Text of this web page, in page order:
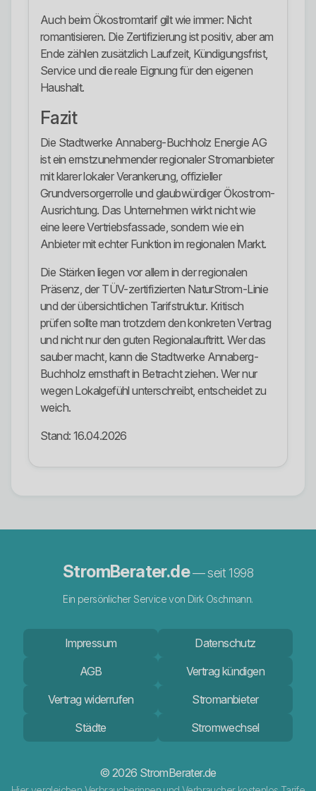
Auch beim Ökostromtarif gilt wie immer: Nicht
romantisieren. Die Zertifizierung ist positiv, aber am
Ende zählen zusätzlich Laufzeit, Kündigungsfrist,
Service und die reale Eignung für den eigenen
Haushalt.
Fazit
Die Stadtwerke Annaberg-Buchholz Energie AG
ist ein ernstzunehmender regionaler Stromanbieter
mit klarer lokaler Verankerung, offizieller
Grundversorgerrolle und glaubwürdiger Ökostrom-
Ausrichtung. Das Unternehmen wirkt nicht wie
eine leere Vertriebsfassade, sondern wie ein
Anbieter mit echter Funktion im regionalen Markt.
Die Stärken liegen vor allem in der regionalen
Präsenz, der TÜV-zertifizierten NaturStrom-Linie
und der übersichtlichen Tarifstruktur. Kritisch
prüfen sollte man trotzdem den konkreten Vertrag
und nicht nur den guten Regionalauftritt. Wer das
sauber macht, kann die Stadtwerke Annaberg-
Buchholz ernsthaft in Betracht ziehen. Wer nur
wegen Lokalgefühl unterschreibt, entscheidet zu
weich.
Stand: 16.04.2026
StromBerater.de— seit 1998
Ein persönlicher Service von Dirk Oschmann.
Impressum
Datenschutz
AGB
Vertrag kündigen
Vertrag widerrufen
Stromanbieter
Städte
Stromwechsel
© 2026 StromBerater.de